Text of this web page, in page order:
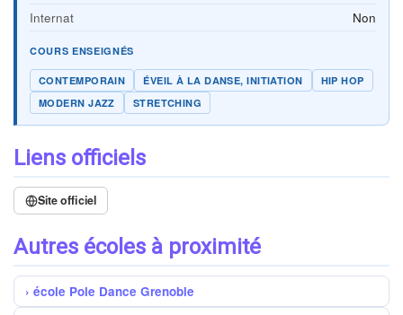
Internat
Non
COURS ENSEIGNÉS
CONTEMPORAIN ÉVEIL À LA DANSE, INITIATION
HIP HOP
MODERN JAZZ
STRETCHING
Liens officiels
Site officiel
Autres écoles à proximité
école Pole Dance Grenoble